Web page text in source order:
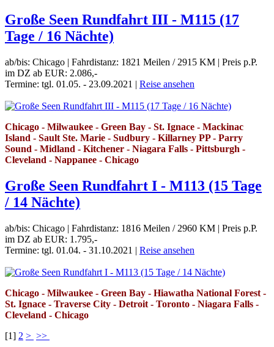
Große Seen Rundfahrt III - M115 (17
Tage / 16 Nächte)
ab/bis: Chicago | Fahrdistanz: 1821 Meilen / 2915 KM | Preis p.P.
im DZ ab EUR: 2.086,-
Termine: tgl. 01.05. - 23.09.2021 | Reise ansehen
Chicago - Milwaukee - Green Bay - St. Ignace - Mackinac
Island - Sault Ste. Marie - Sudbury - Killarney PP - Parry
Sound - Midland - Kitchener - Niagara Falls - Pittsburgh -
Cleveland - Nappanee - Chicago
Große Seen Rundfahrt I - M113 (15 Tage
/ 14 Nächte)
ab/bis: Chicago | Fahrdistanz: 1816 Meilen / 2960 KM | Preis p.P.
im DZ ab EUR: 1.795,-
Termine: tgl. 01.04. - 31.10.2021 | Reise ansehen
Chicago - Milwaukee - Green Bay - Hiawatha National Forest -
St. Ignace - Traverse City - Detroit - Toronto - Niagara Falls -
Cleveland - Chicago
[1] 2 > >>